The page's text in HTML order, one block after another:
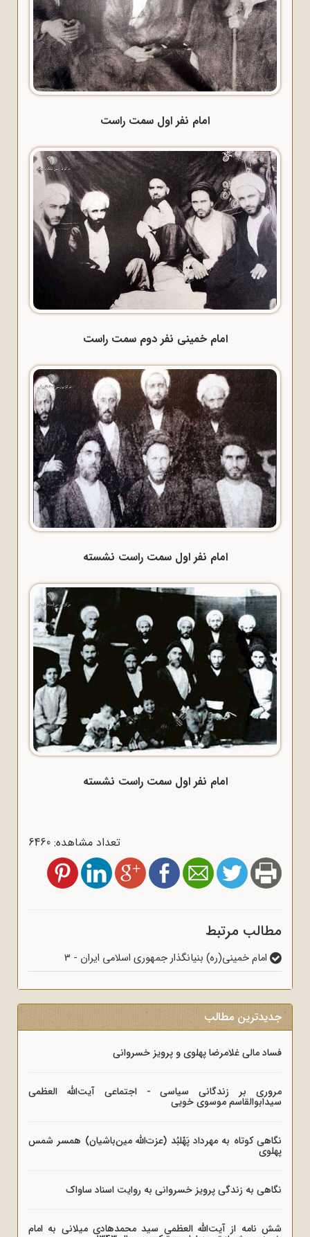
امام نفر اول سمت راست
امام خمینی نفر دوم سمت راست
امام نفر اول سمت راست نشسته
امام نفر اول سمت راست نشسته
تعداد مشاهده: 6460
مطالب مرتبط
امام خمینی(ره) بنیانگذار جمهوری اسلامی ایران - 3
جدیدترین مطالب
فساد مالی غلامرضا پهلوی و پرویز خسروانی
مروری بر زندگانی سیاسی - اجتماعی آیت‌الله العظمی
سیدابوالقاسم موسوی خویی
نگاهی کوتاه به مهرداد پَهْلبُد (عزت‌الله مین‌باشیان) همسر شمس
پهلوی
نگاهی به زندگی پرویز خسروانی به روایت اسناد ساواک
شش نامه از آیت‌الله العظمی سید محمدهادی میلانی به امام